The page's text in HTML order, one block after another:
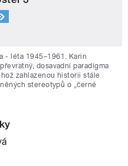
- léta 1945–1961. Karin
dosavadní paradigma
zahlazenou historii stále
stereotypů o „černé